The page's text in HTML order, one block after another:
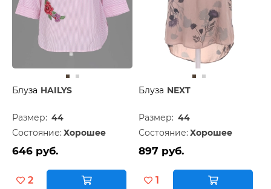
Блуза HAILYS
Размер: 44
Состояние: Хорошее
646 руб.
2
Блуза NEXT
Размер: 44
Состояние: Хорошее
897 руб.
1